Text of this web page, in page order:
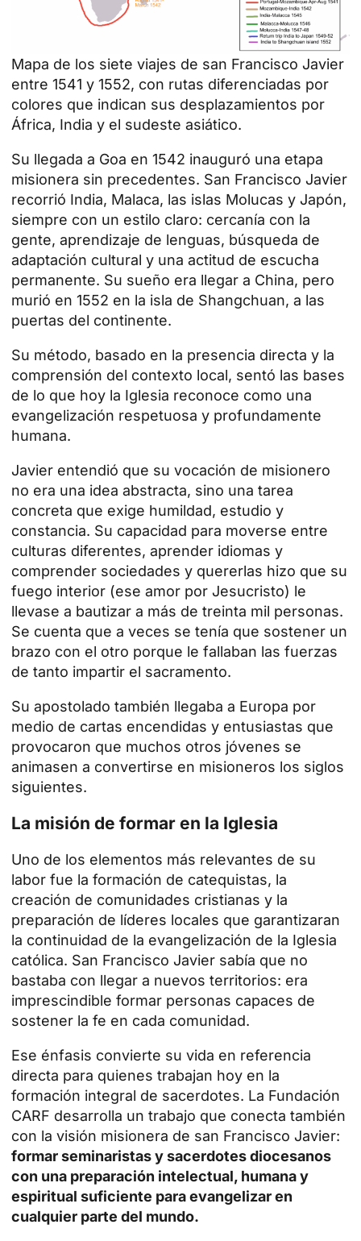
Mapa de los siete viajes de san Francisco Javier
entre 1541 y 1552, con rutas diferenciadas por
colores que indican sus desplazamientos por
África, India y el sudeste asiático.
Su llegada a Goa en 1542 inauguró una etapa
misionera sin precedentes. San Francisco Javier
recorrió India, Malaca, las islas Molucas y Japón,
siempre con un estilo claro: cercanía con la
gente, aprendizaje de lenguas, búsqueda de
adaptación cultural y una actitud de escucha
permanente. Su sueño era llegar a China, pero
murió en 1552 en la isla de Shangchuan, a las
puertas del continente.
Su método, basado en la presencia directa y la
comprensión del contexto local, sentó las bases
de lo que hoy la Iglesia reconoce como una
evangelización respetuosa y profundamente
humana.
Javier entendió que su vocación de misionero
no era una idea abstracta, sino una tarea
concreta que exige humildad, estudio y
constancia. Su capacidad para moverse entre
culturas diferentes, aprender idiomas y
comprender sociedades y quererlas hizo que su
fuego interior (ese amor por Jesucristo) le
llevase a bautizar a más de treinta mil personas.
Se cuenta que a veces se tenía que sostener un
brazo con el otro porque le fallaban las fuerzas
de tanto impartir el sacramento.
Su apostolado también llegaba a Europa por
medio de cartas encendidas y entusiastas que
provocaron que muchos otros jóvenes se
animasen a convertirse en misioneros los siglos
siguientes.
La misión de formar en la Iglesia
Uno de los elementos más relevantes de su
labor fue la formación de catequistas, la
creación de comunidades cristianas y la
preparación de líderes locales que garantizaran
la continuidad de la evangelización de la Iglesia
católica. San Francisco Javier sabía que no
bastaba con llegar a nuevos territorios: era
imprescindible formar personas capaces de
sostener la fe en cada comunidad.
Ese énfasis convierte su vida en referencia
directa para quienes trabajan hoy en la
formación integral de sacerdotes. La Fundación
CARF desarrolla un trabajo que conecta también
con la visión misionera de san Francisco Javier:
formar seminaristas y sacerdotes diocesanos
con una preparación intelectual, humana y
espiritual suficiente para evangelizar en
cualquier parte del mundo.